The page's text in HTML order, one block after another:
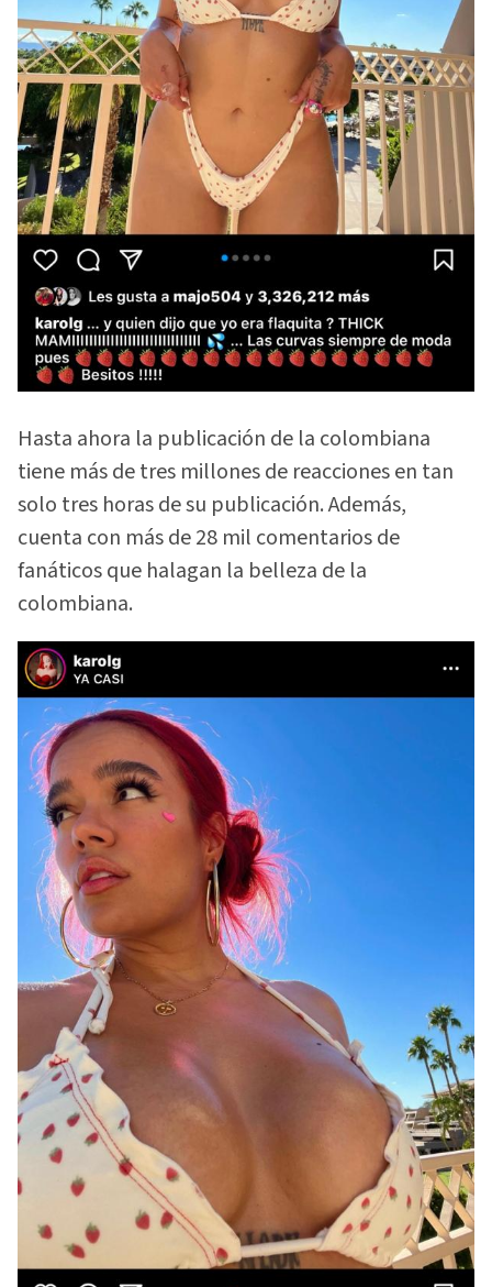
Hasta ahora la publicación de la colombiana
tiene más de tres millones de reacciones en tan
solo tres horas de su publicación. Además,
cuenta con más de 28 mil comentarios de
fanáticos que halagan la belleza de la
colombiana.